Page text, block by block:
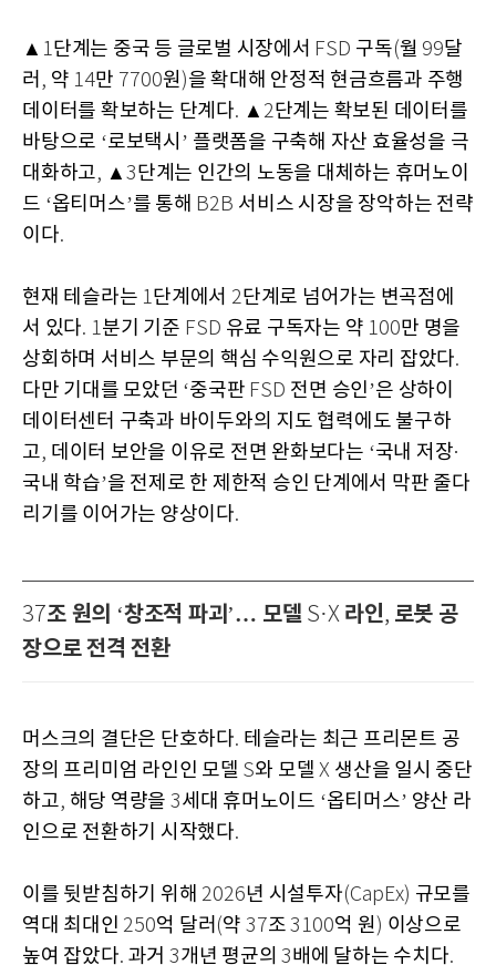
▲ 1단계는 중국 등 글로벌 시장에서 FSD 구독(월 99달
러 , 약 14만 7700원 )을 확대해 안정적 현금흐름과 주행
데이터를 확보하는 단계다. ▲ 2단계는 확보된 데이터를
바탕으로 ‘로보택시 ’ 플랫폼을 구축해 자산 효율성을 극
대화하고, ▲ 3단계는 인간의 노동을 대체하는 휴머노이
드 ‘옵티머스’를 통해 B2B 서비스 시장을 장악하는 전략
이다.
현재 테슬라는 1단계에서 2단계로 넘어가는 변곡점에
서 있다. 1분기 기준 FSD 유료 구독자는 약 100만 명을
상회하며 서비스 부문의 핵심 수익원으로 자리 잡았다.
다만 기대를 모았던 ‘중국판 FSD 전면 승인’은 상하이
데이터센터 구축과 바이두와의 지도 협력에도 불구하
고, 데이터 보안을 이유로 전면 완화보다는 ‘국내 저장·
국내 학습’을 전제로 한 제한적 승인 단계에서 막판 줄다
리기를 이어가는 양상이다.
37조 원의 ‘창조적 파괴 ’… 모델 S·X 라인, 로봇 공
장으로 전격 전환
머스크의 결단은 단호하다. 테슬라는 최근 프리몬트 공
장의 프리미엄 라인인 모델 S와 모델 X 생산을 일시 중단
하고, 해당 역량을 3세대 휴머노이드 ‘옵티머스’ 양산 라
인으로 전환하기 시작했다.
이를 뒷받침하기 위해 2026년 시설투자(CapEx) 규모를
역대 최대인 250억 달러 (약 37조3100억 원 ) 이상으로
높여 잡았다. 과거 3개년 평균의 3배에 달하는 수치다.